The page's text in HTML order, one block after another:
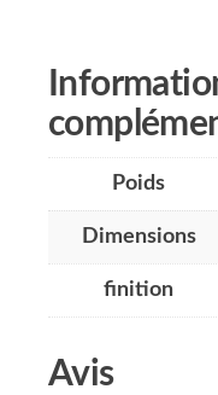
Poids
Dimensions
finition
Avis